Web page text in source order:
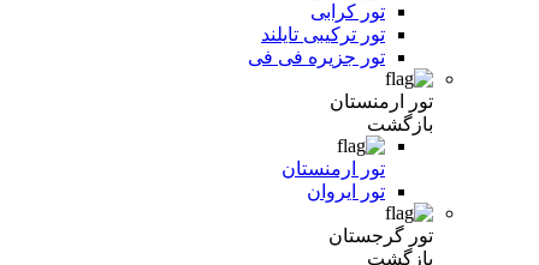
تور کرابی
تور ترکیبی تایلند
تور جزیره فی فی
تور ارمنستان
بازگشت
تور ارمنستان
تور ایروان
تور گرجستان
بازگشت